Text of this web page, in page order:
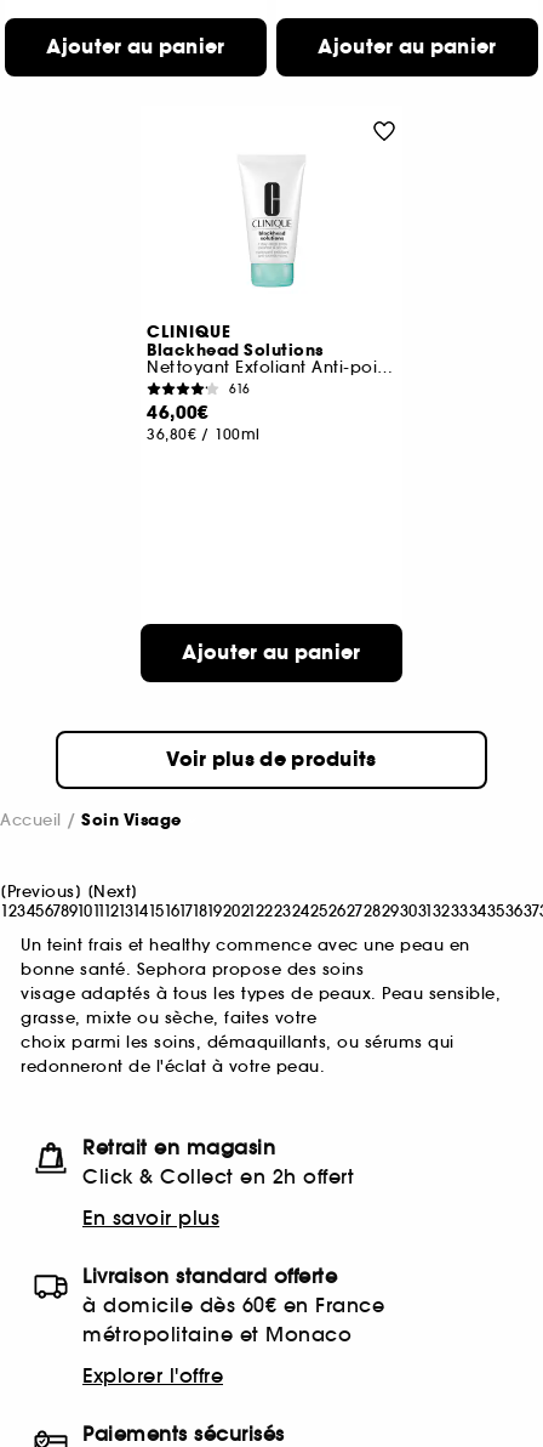
Ajouter au panier Ajouter au panier
CLINIQUE
Blackhead Solutions
Nettoyant Exfoliant Anti-points Noirs
616
46,00€
36,80€ / 100ml
Ajouter au panier
Voir plus de produits
Accueil Soin Visage
[Previous] [Next]
12345678910111213141516171819202122232425262728293031323334353637
Un teint frais et healthy commence avec une peau en
bonne santé. Sephora propose des soins
visage adaptés à tous les types de peaux. Peau sensible,
grasse, mixte ou sèche, faites votre
choix parmi les soins, démaquillants, ou sérums qui
redonneront de l'éclat à votre peau.
Retrait en magasin
Click & Collect en 2h offert
En savoir plus
Livraison standard offerte
à domicile dès 60€ en France
métropolitaine et Monaco
Explorer l'offre
Paiements sécurisés